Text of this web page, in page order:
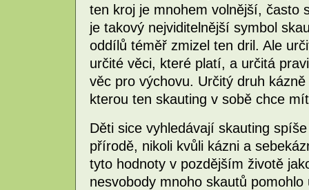
ten kroj je mnohem volnější, často
je takový nejviditelnější symbol
oddílů téměř zmizel ten dril. Ale
určité věci, které platí, a určitá
věc pro výchovu. Určitý druh
kterou ten skauting v sobě chce
Děti sice vyhledávají skauting
přírodě, nikoli kvůli kázni a
tyto hodnoty v pozdějším životě
nesvobody mnoho skautů